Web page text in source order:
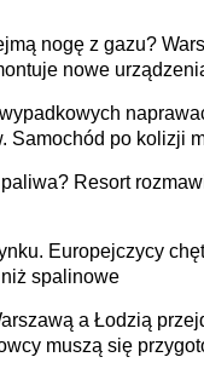
nogę z gazu?
nowe
Samochód po kolizji
Resort
Europejczycy
spalinowe
a Łodzią
muszą się